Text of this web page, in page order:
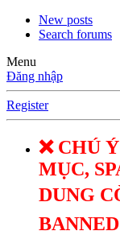
New posts
Search forums
Menu
Đăng nhập
Register
❌ CHÚ
MỤC,
DUNG